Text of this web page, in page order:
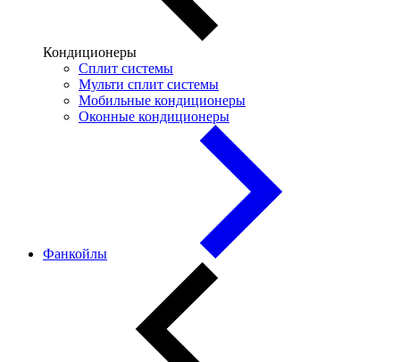
Кондиционеры
Сплит системы
Мульти сплит системы
Мобильные кондиционеры
Оконные кондиционеры
Фанкойлы